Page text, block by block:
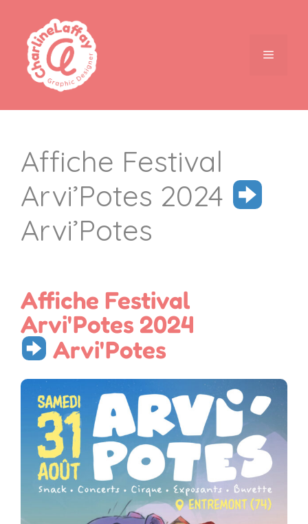
Affiche Festival
Arvi’Potes 2024
Arvi’Potes
Affiche Festival
Arvi'Potes 2024
Arvi'Potes